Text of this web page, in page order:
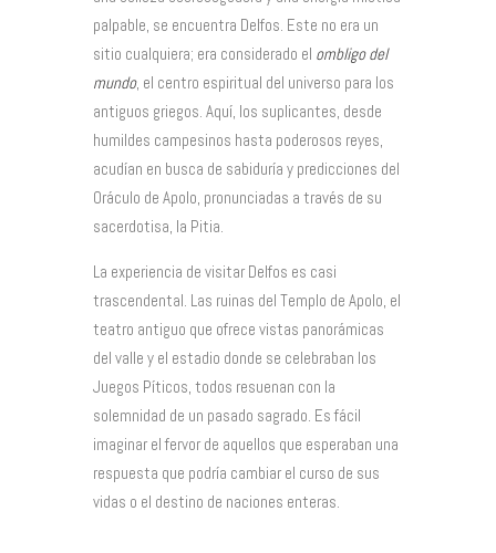
palpable, se encuentra Delfos. Este no era un
sitio cualquiera; era considerado el ombligo del
mundo, el centro espiritual del universo para los
antiguos griegos. Aquí, los suplicantes, desde
humildes campesinos hasta poderosos reyes,
acudían en busca de sabiduría y predicciones del
Oráculo de Apolo, pronunciadas a través de su
sacerdotisa, la Pitia.
La experiencia de visitar Delfos es casi
trascendental. Las ruinas del Templo de Apolo, el
teatro antiguo que ofrece vistas panorámicas
del valle y el estadio donde se celebraban los
Juegos Píticos, todos resuenan con la
solemnidad de un pasado sagrado. Es fácil
imaginar el fervor de aquellos que esperaban una
respuesta que podría cambiar el curso de sus
vidas o el destino de naciones enteras.